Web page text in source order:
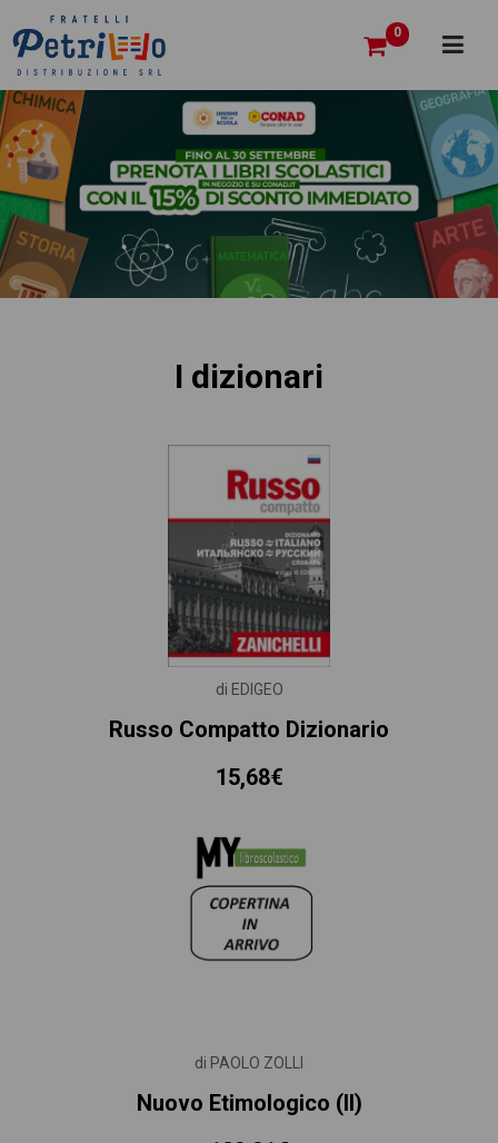
0
I dizionari
di EDIGEO
Russo Compatto Dizionario
15,68€
di PAOLO ZOLLI
Nuovo Etimologico (il)